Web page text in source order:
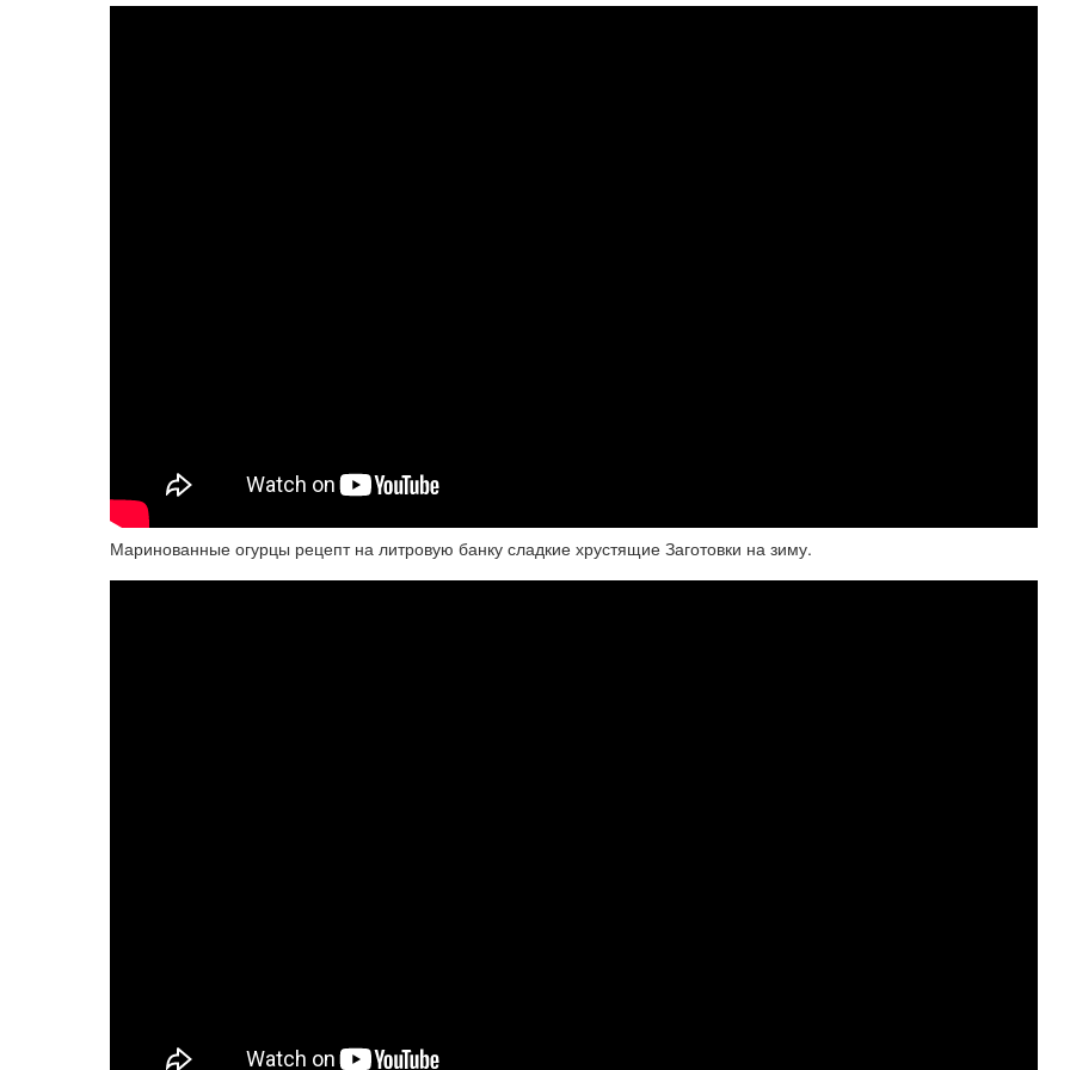
Маринованные огурцы рецепт на литровую банку сладкие хрустящие Заготовки на зиму.